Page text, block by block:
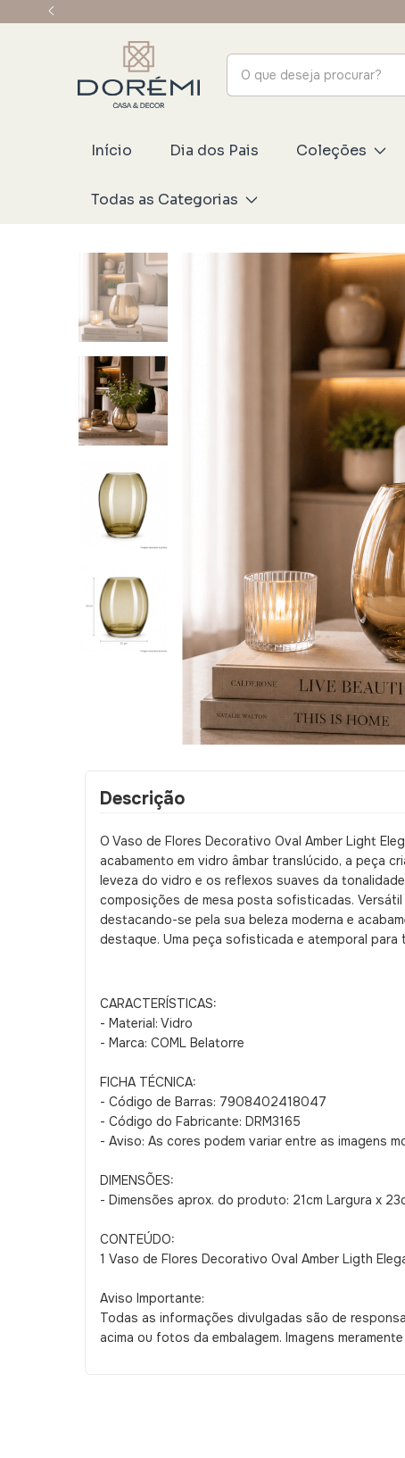
Início Dia dos Pais Coleções
Todas as Categorias
Descrição
O Vaso de Flores Decorativo Oval Amber Light
acabamento em vidro âmbar translúcido, a peça
leveza do vidro e os reflexos suaves da
composições de mesa posta sofisticadas.
destacando-se pela sua beleza moderna e
destaque. Uma peça sofisticada e atemporal para
CARACTERÍSTICAS:
- Material: Vidro
- Marca: COML Belatorre
FICHA TÉCNICA:
- Código de Barras: 7908402418047
- Código do Fabricante: DRM3165
- Aviso: As cores podem variar entre as imagens
DIMENSÕES:
- Dimensões aprox. do produto: 21cm Largura x
CONTEÚDO:
1 Vaso de Flores Decorativo Oval Amber Ligth
Aviso Importante:
Todas as informações divulgadas são de
acima ou fotos da embalagem. Imagens